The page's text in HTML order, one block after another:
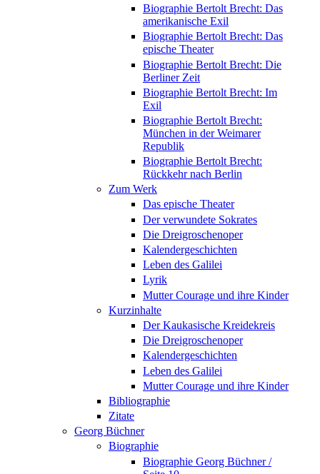
Biographie Bertolt Brecht: Das
amerikanische Exil
Biographie Bertolt Brecht: Das
epische Theater
Biographie Bertolt Brecht: Die
Berliner Zeit
Biographie Bertolt Brecht: Im
Exil
Biographie Bertolt Brecht:
München in der Weimarer
Republik
Biographie Bertolt Brecht:
Rückkehr nach Berlin
Zum Werk
Das epische Theater
Der verwundete Sokrates
Die Dreigroschenoper
Kalendergeschichten
Leben des Galilei
Lyrik
Mutter Courage und ihre Kinder
Kurzinhalte
Der Kaukasische Kreidekreis
Die Dreigroschenoper
Kalendergeschichten
Leben des Galilei
Mutter Courage und ihre Kinder
Bibliographie
Zitate
Georg Büchner
Biographie
Biographie Georg Büchner /